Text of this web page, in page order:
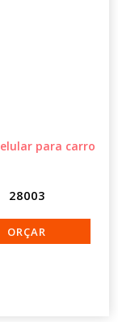
para carro
28003